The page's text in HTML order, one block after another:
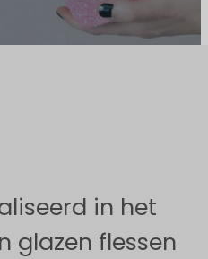
in het
glazen flessen